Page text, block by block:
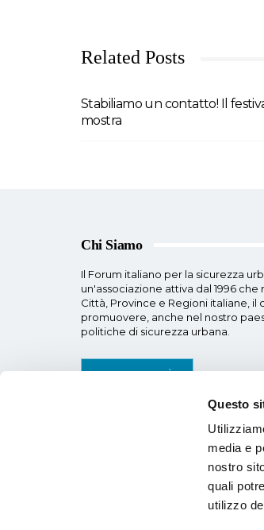
Questo
media e
nostro
quali
utilizzo
Related Posts
Stabiliamo un contatto! Il
mostra
Chi Siamo
Il Forum italiano per la sicurezza
un'associazione attiva dal 1996 che
Città, Province e Regioni italiane, il
promuovere, anche nel nostro
politiche di sicurezza urbana.
SCOPRI DI PIÙ